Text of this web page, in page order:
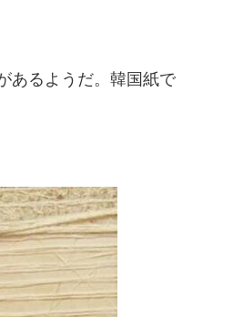
あるようだ。韓国紙で